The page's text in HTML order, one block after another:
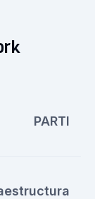
PARTI